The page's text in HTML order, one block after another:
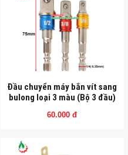
Đầu chuyển máy bắn vít sang
bulong loại 3 màu (Bộ 3 đầu)
60.000 đ